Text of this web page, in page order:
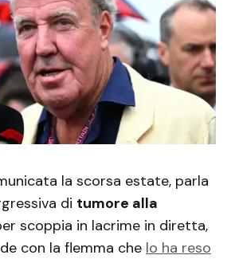
la scorsa estate, parla
di tumore alla
scoppia in lacrime in diretta,
con la flemma che lo ha reso